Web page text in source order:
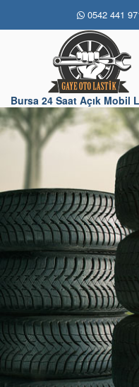
0542 441
Bursa 24 Saat Açık Mobil